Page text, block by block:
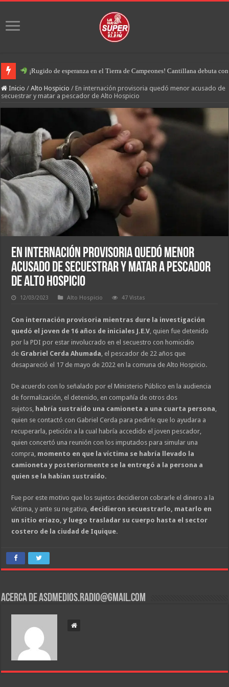
¡Rugido de esperanza en el Tierra de Campeones! Cantillana debuta
Inicio / Alto Hospicio / En internación provisoria quedó menor acusado de
secuestrar y matar a pescador de Alto Hospicio
En internación provisoria quedó menor
acusado de secuestrar y matar a pescador
de Alto Hospicio
12/03/2023 Alto Hospicio 47 Vistas
Con internación provisoria mientras dure la investigación
quedó el joven de 16 años de iniciales J.E.V , quien fue detenido
por la PDI por estar involucrado en el secuestro con homicidio
de Grabriel Cerda Ahumada , el pescador de 22 años que
desapareció el 17 de mayo de 2022 en la comuna de Alto Hospicio.
De acuerdo con lo señalado por el Ministerio Público en la audiencia
de formalización, el detenido, en compañía de otros dos
sujetos, habría sustraído una camioneta a una cuarta persona
quien se contactó con Gabriel Cerda para pedirle que lo ayudara a
recuperarla, petición a la cual habría accedido el joven pescador,
quien concertó una reunión con los imputados para simular una
compra, momento en que la víctima se habría llevado la
camioneta y posteriormente se la entregó a la persona a
quien se la habían sustraído.
Fue por este motivo que los sujetos decidieron cobrarle el dinero a la
víctima, y ante su negativa, decidieron secuestrarlo, matarlo en
un sitio eriazo, y luego trasladar su cuerpo hasta el sector
costero de la ciudad de Iquique.
Acerca de asdmedios.radio@gmail.com